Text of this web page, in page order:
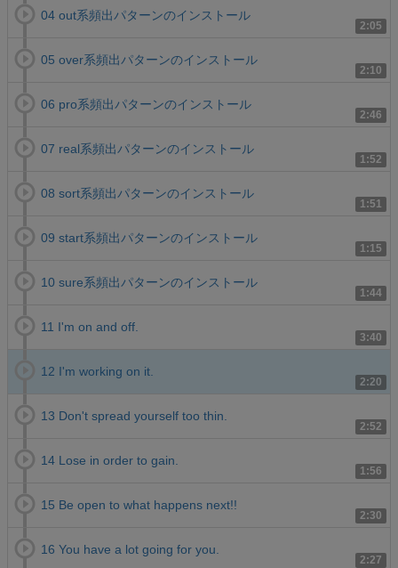
2:05
04 out系頻出パターンのインストール
2:10
05 over系頻出パターンのインストール
2:46
06 pro系頻出パターンのインストール
1:52
07 real系頻出パターンのインストール
1:51
08 sort系頻出パターンのインストール
1:15
09 start系頻出パターンのインストール
1:44
10 sure系頻出パターンのインストール
3:40
11 I'm on and off.
2:20
12 I'm working on it.
2:52
13 Don't spread yourself too thin.
1:56
14 Lose in order to gain.
2:30
15 Be open to what happens next!!
2:27
16 You have a lot going for you.